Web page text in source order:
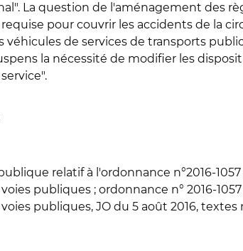
La question de l'aménagement des
pour couvrir les accidents de la
véhicules de services de transports
la nécessité de modifier les
relatif à l'ordonnance n°2016-
publiques ; ordonnance n° 2016-
publiques, JO du 5 août 2016, textes